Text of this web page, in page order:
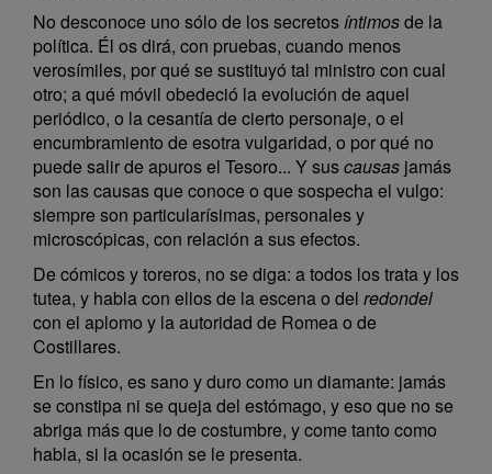
No desconoce uno sólo de los secretos íntimosde la
política. Él os dirá, con pruebas, cuando menos
verosímiles, por qué se sustituyó tal ministro con cual
otro; a qué móvil obedeció la evolución de aquel
periódico, o la cesantía de cierto personaje, o el
encumbramiento de esotra vulgaridad, o por qué no
puede salir de apuros el Tesoro... Y suscausas jamás
son las causas que conoce o que sospecha el vulgo:
siempre son particularísimas, personales y
microscópicas, con relación a sus efectos.
De cómicos y toreros, no se diga: a todos los trata y los
tutea, y habla con ellos de la escena o del redondel
con el aplomo y la autoridad de Romea o de
Costillares.
En lo físico, es sano y duro como un diamante: jamás
se constipa ni se queja del estómago, y eso que no se
abriga más que lo de costumbre, y come tanto como
habla, si la ocasión se le presenta.